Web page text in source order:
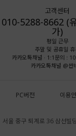
고객센터
010-5288-8662 (
가)
평일 근무
주말 및 공휴일 휴
카카오톡채널 · 1:1문의 :
카카오톡채널 @싼
PC버전 이용
서울 중구 퇴계로 36 삼선빌